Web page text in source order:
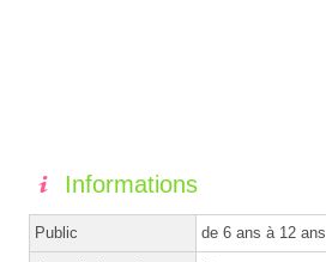
Informations
Public de 6 ans à 12 ans